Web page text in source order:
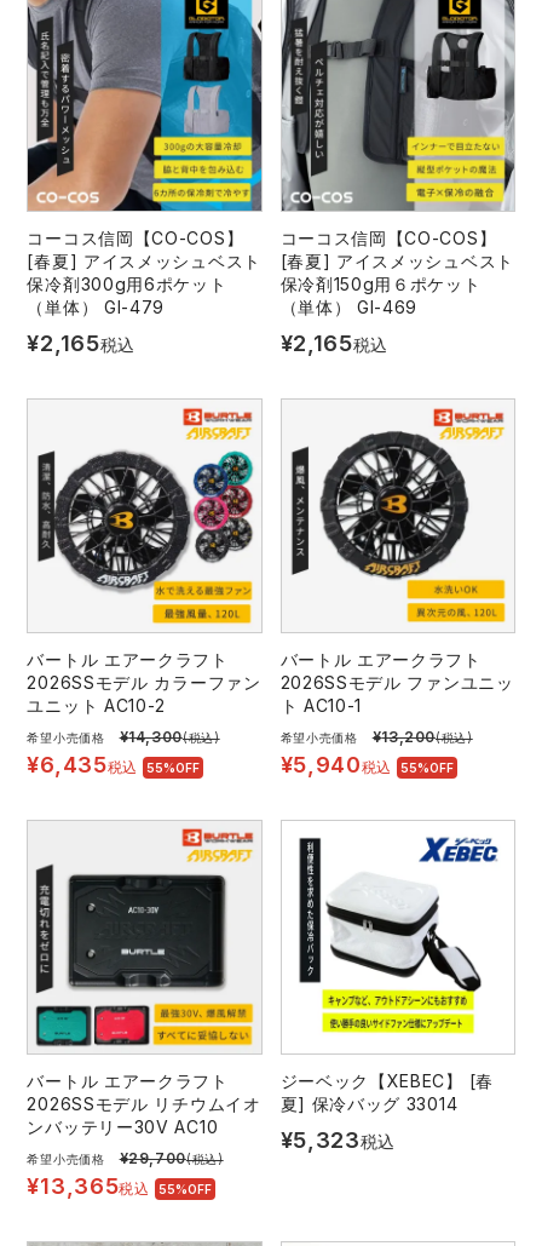
コーコス信岡【CO-COS】
[春夏] アイスメッシュベスト
保冷剤300g用6ポケット
（単体） GI-479
¥2,165税込
コーコス信岡【CO-COS】
[春夏] アイスメッシュベスト
保冷剤150g用６ポケット
（単体） GI-469
¥2,165税込
バートル エアークラフト
2026SSモデル カラーファン
ユニット AC10-2
希望小売価格 ¥14,300(税込)
¥6,435税込 55%OFF
バートル エアークラフト
2026SSモデル ファンユニッ
ト AC10-1
希望小売価格 ¥13,200(税込)
¥5,940税込 55%OFF
バートル エアークラフト
2026SSモデル リチウムイオ
ンバッテリー30V AC10
希望小売価格 ¥29,700(税込)
¥13,365税込 55%OFF
ジーベック【XEBEC】 [春
夏] 保冷バッグ 33014
¥5,323税込